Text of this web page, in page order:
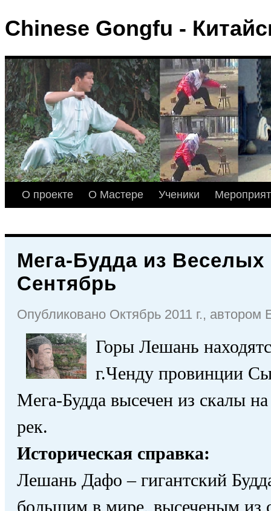
Chinese Gongfu -
О проекте О Мастере Ученики
Мега-Будда из Веселых
Сентябрь
Опубликовано Октябрь 2011 г.,
Горы Лешань
г.Ченду провинции
Мега-Будда высечен из скалы
рек.
Историческая справка:
Лешань Дафо – гигантский
большим в мире, высеченым из